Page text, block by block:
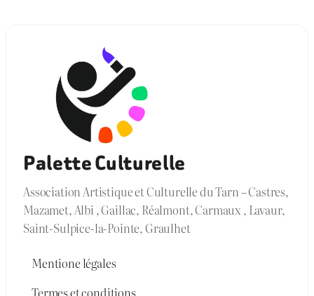
Palette Culturelle
Association Artistique et Culturelle du Tarn – Castres,
Mazamet, Albi , Gaillac, Réalmont, Carmaux , Lavaur,
Saint-Sulpice-la-Pointe, Graulhet
Mentione légales
Termes et conditions